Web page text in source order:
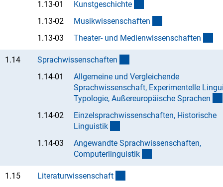
1.13-01
Kunstgeschichte
1.13-02
Musikwissenschaften
1.13-03
Theater- und Medienwissenschaften
1.14 Sprachwissenschaften
1.14-01
Allgemeine und Vergleichende
Sprachwissenschaft, Experimentelle
Typologie, Außereuropäische Sprachen
1.14-02
Einzelsprachwissenschaften, Historische
Linguistik
1.14-03
Angewandte Sprachwissenschaften,
Computerlinguistik
1.15 Literaturwissenschaft